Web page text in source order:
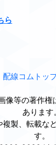
ら
配線コムトッ
像等の著作
あります。
製、転載な
す。